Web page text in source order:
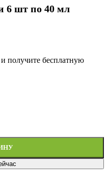
6 шт по 40 мл
получите бесплатную